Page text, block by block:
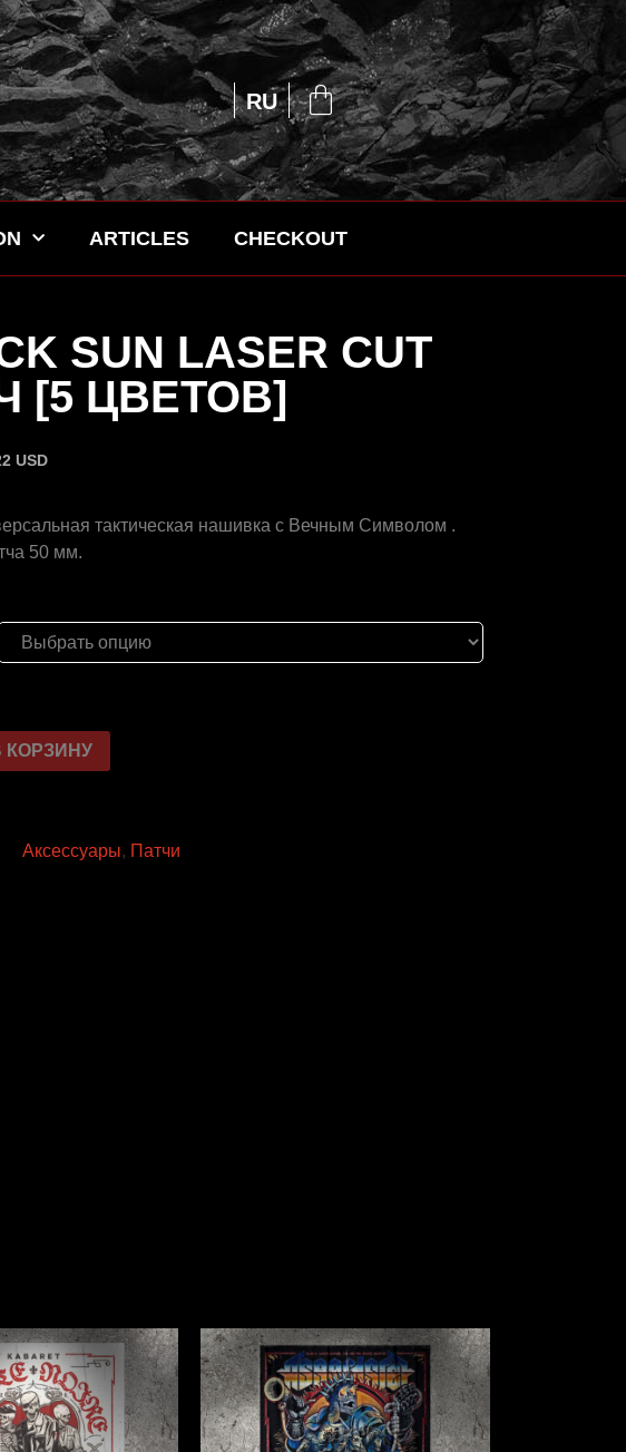
RU
UA
ARTICLES CHECKOUT
SUN LASER CUT
[5 ЦВЕТОВ]
USD
тактическая нашивка с Вечным Символом .
50 мм.
КОРЗИНУ
Аксессуары, Патчи